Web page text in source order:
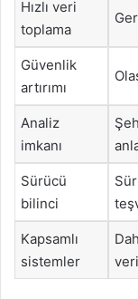
Hızlı veri
toplama
Güvenlik
artırımı
Analiz
imkanı
Sürücü
bilinci
Kapsamlı
sistemler